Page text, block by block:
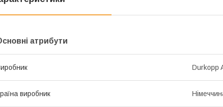
атрибути
Durkopp
виробник